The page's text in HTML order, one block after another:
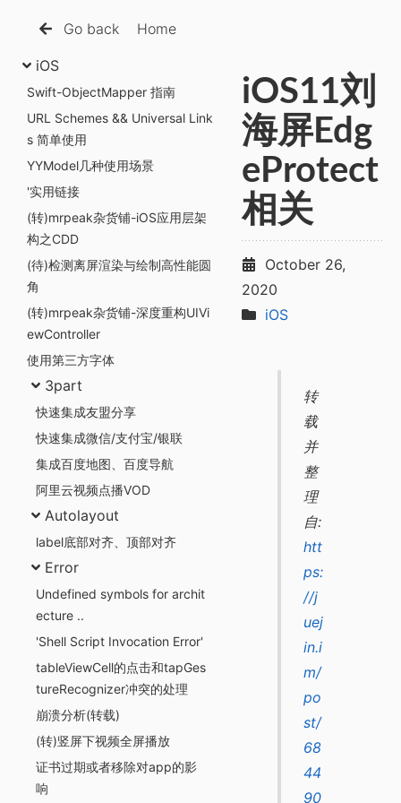
Go back Home
iOS
Swift-ObjectMapper 指南
URL Schemes && Universal Link
s 简单使用
YYModel几种使用场景
'实用链接
(转)mrpeak杂货铺-iOS应用层架
构之CDD
(待)检测离屏渲染与绘制高性能圆
角
(转)mrpeak杂货铺-深度重构UIVi
ewController
使用第三方字体
3part
快速集成友盟分享
快速集成微信/支付宝/银联
集成百度地图、百度导航
阿里云视频点播VOD
Autolayout
label底部对齐、顶部对齐
Error
Undefined symbols for archit
ecture ..
'Shell Script Invocation Error'
tableViewCell的点击和tapGes
tureRecognizer冲突的处理
崩溃分析(转载)
(转)竖屏下视频全屏播放
证书过期或者移除对app的影
响
iOS11刘
海屏Edg
eProtect
相关
October 26,
2020
iOS
转
载
并
整
理
自:
htt
ps:
//j
uej
in.i
m/
po
st/
68
44
90